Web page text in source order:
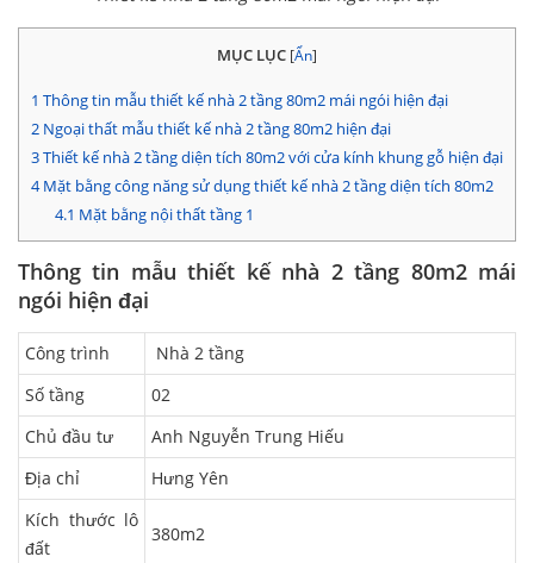
MỤC LỤC [Ẩn]
1 Thông tin mẫu thiết kế nhà 2 tầng 80m2 mái ngói hiện đại
2 Ngoại thất mẫu thiết kế nhà 2 tầng 80m2 hiện đại
3Thiết kế nhà 2 tầng diện tích 80m2 với cửa kính khung gỗ hiện đại
4Mặt bằng công năng sử dụng thiết kế nhà 2 tầng diện tích 80m2
4.1 Mặt bằng nội thất tầng 1
Thông tin mẫu thiết kế nhà 2 tầng 80m2 mái
ngói hiện đại
Công trình
Nhà 2 tầng
Số tầng
02
Chủ đầu tư
Anh Nguyễn Trung Hiếu
Địa chỉ
Hưng Yên
Kích thước lô
đất
380m2